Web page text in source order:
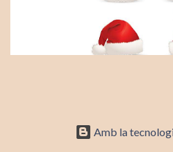
l’Agència Catalana de Cooperació al
Cooperació Internacional.
Amb la